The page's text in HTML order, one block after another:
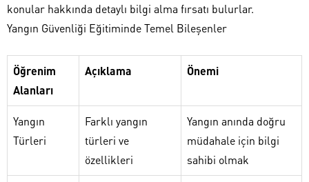
konular hakkında detaylı bilgi alma fırsatı bulurlar.
Yangın Güvenliği Eğitiminde Temel Bileşenler
Öğrenim
Alanları
Açıklama Önemi
Yangın
Türleri
Farklı yangın
türleri ve
özellikleri
Yangın anında doğru
müdahale için bilgi
sahibi olmak